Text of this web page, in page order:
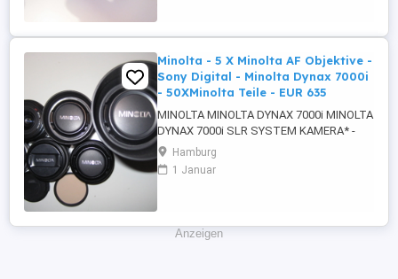
SCHULTER POLSTER 2. OLYMPUS ...
Minolta - 5 X Minolta AF Objektive -
Sony Digital - Minolta Dynax 7000i
- 50XMinolta Teile - EUR 635
MINOLTA MINOLTA DYNAX 7000i MINOLTA
DYNAX 7000i SLR SYSTEM KAMERA* -
+PLUS 5 X MINOLTA AF OBJEKTIVE
TEILWEISE MACRO INKLUSIVE EXTRAS
AUCH FÜR ALLE SONY* DIGITAL
VERSCHLUSS - +PLUS MINOLTA REMOTE
- +PLUS MINOLTA BLITZ +MINOLTA ...
Hamburg
1 Januar
Anzeigen